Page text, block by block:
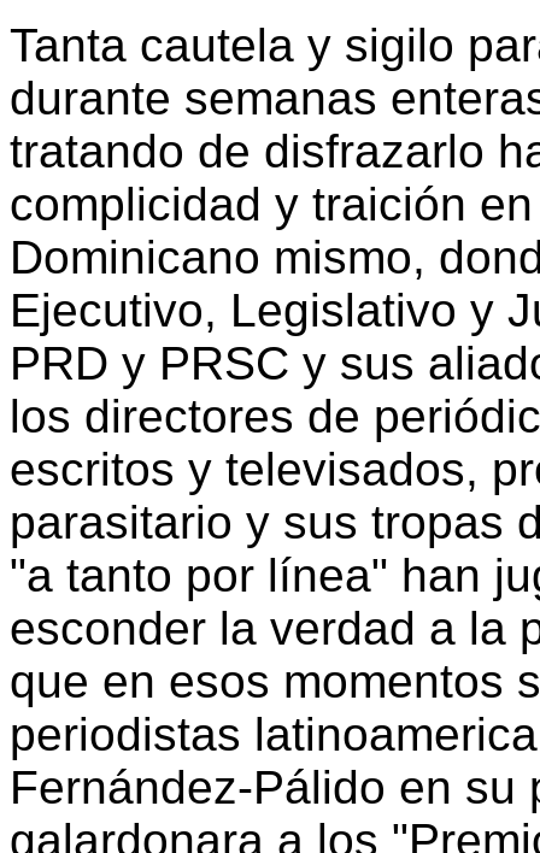
Tanta cautela y sigilo
durante semanas
tratando de disfrazarlo
complicidad y traición
Dominicano mismo,
Ejecutivo, Legislativo y
PRD y PRSC y sus
los directores de
escritos y televisados,
parasitario y sus tropas
"a tanto por línea" han
esconder la verdad a la
que en esos momentos
periodistas
Fernández-Pálido en
galardonara a los